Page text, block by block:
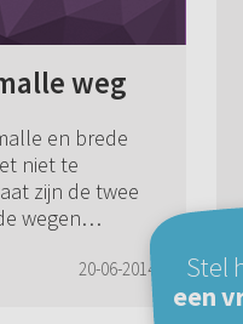
weg
en brede
niet te
zijn de twee
wegen
20-06-2014
Stel
een